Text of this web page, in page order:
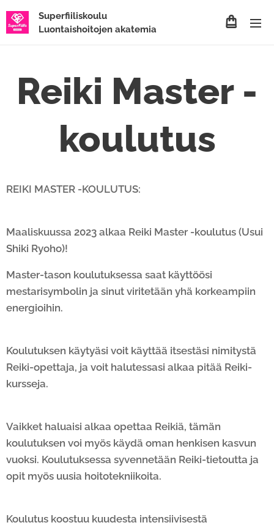
Superfiiliskoulu
Luontaishoitojen akatemia
Reiki Master -
koulutus
REIKI MASTER -KOULUTUS:
Maaliskuussa 2023 alkaa Reiki Master -koulutus (Usui
Shiki Ryoho)!
Master-tason koulutuksessa saat käyttöösi
mestarisymbolin ja sinut viritetään yhä korkeampiin
energioihin.
Koulutuksen käytyäsi voit käyttää itsestäsi nimitystä
Reiki-opettaja, ja voit halutessasi alkaa pitää Reiki-
kursseja.
Vaikket haluaisi alkaa opettaa Reikiä, tämän
koulutuksen voi myös käydä oman henkisen kasvun
vuoksi. Koulutuksessa syvennetään Reiki-tietoutta ja
opit myös uusia hoitotekniikoita.
Koulutus koostuu kuudesta intensiivisestä